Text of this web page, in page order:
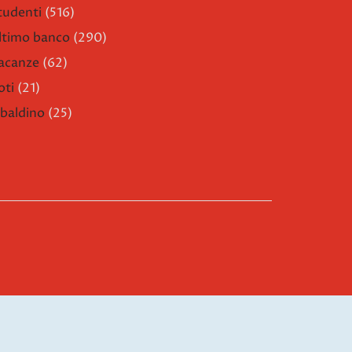
(516)
banco (290)
(62)
(21)
(25)